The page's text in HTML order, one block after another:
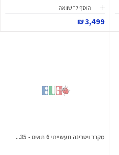
הוסף להשוואה
3,499 ₪
מקרר ויטרינה תעשייתי 6 תאים - 35...